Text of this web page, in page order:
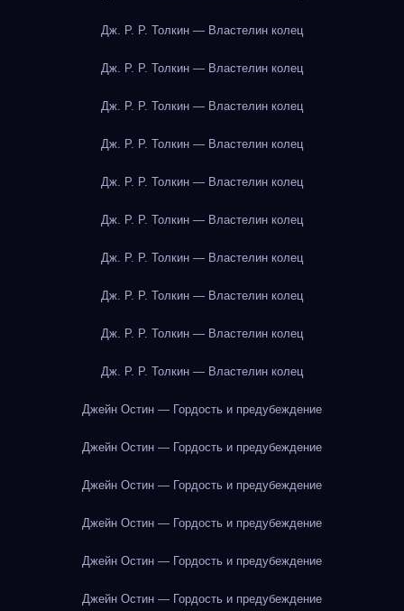
Дж. Р. Р. Толкин — Властелин колец
Дж. Р. Р. Толкин — Властелин колец
Дж. Р. Р. Толкин — Властелин колец
Дж. Р. Р. Толкин — Властелин колец
Дж. Р. Р. Толкин — Властелин колец
Дж. Р. Р. Толкин — Властелин колец
Дж. Р. Р. Толкин — Властелин колец
Дж. Р. Р. Толкин — Властелин колец
Дж. Р. Р. Толкин — Властелин колец
Дж. Р. Р. Толкин — Властелин колец
Джейн Остин — Гордость и предубеждение
Джейн Остин — Гордость и предубеждение
Джейн Остин — Гордость и предубеждение
Джейн Остин — Гордость и предубеждение
Джейн Остин — Гордость и предубеждение
Джейн Остин — Гордость и предубеждение